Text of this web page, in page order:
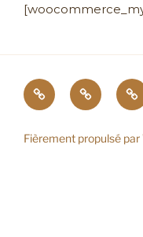
ACTU
STAGES
DE
EN
Fièrement propulsé